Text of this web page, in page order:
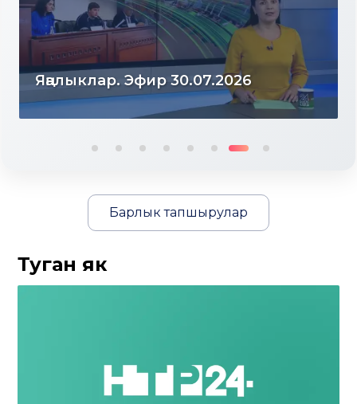
Яңалыклар. Эфир 30.07.2026
Барлык тапшырулар
Туган як